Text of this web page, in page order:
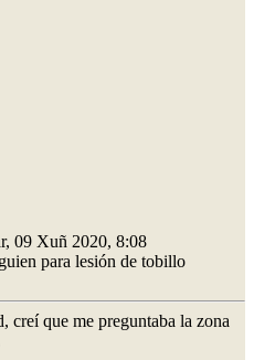
09 Xuñ 2020, 8:08
para lesión de tobillo
creí que me preguntaba la zona